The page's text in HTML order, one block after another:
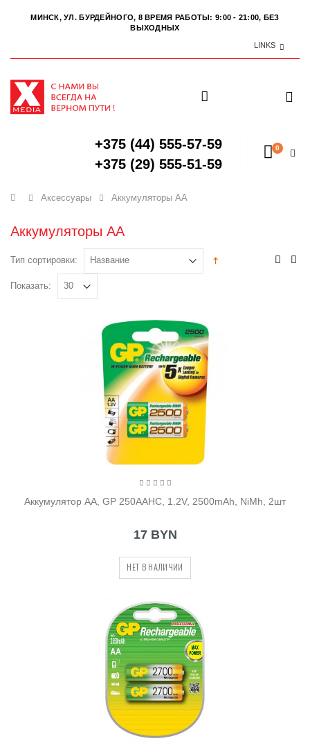
МИНСК, УЛ. БУРДЕЙНОГО, 8 ВРЕМЯ РАБОТЫ: 9:00 - 21:00, БЕЗ
ВЫХОДНЫХ
LINKS
+375 (44) 555-57-59
+375 (29) 555-51-59
0
Главная
Аксессуары Аккумуляторы АА
Аккумуляторы АА
Тип сортировки:
Показать:
Аккумулятор AA, GP 250AAHC, 1.2V, 2500mAh, NiMh, 2шт
17 BYN
НЕТ В НАЛИЧИИ